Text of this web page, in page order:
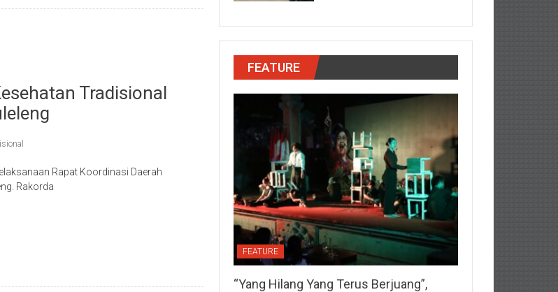
Tradisional
Rapat Koordinasi Daerah
Rakorda
FEATURE
FEATURE
“Yang Hilang Yang Terus Berjuang”,